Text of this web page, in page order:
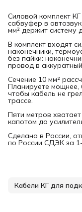
Силовой комплект
сабвуфер в
мм² держит систему
В комплект входят
наконечники,
без пайки:
провод в
Сечение 10 мм²
Планируете мощнее,
чтобы кабель не
трассе.
Пяти метров
капотом до
Сделано в России,
по России СДЭК за
Кабели КГ для